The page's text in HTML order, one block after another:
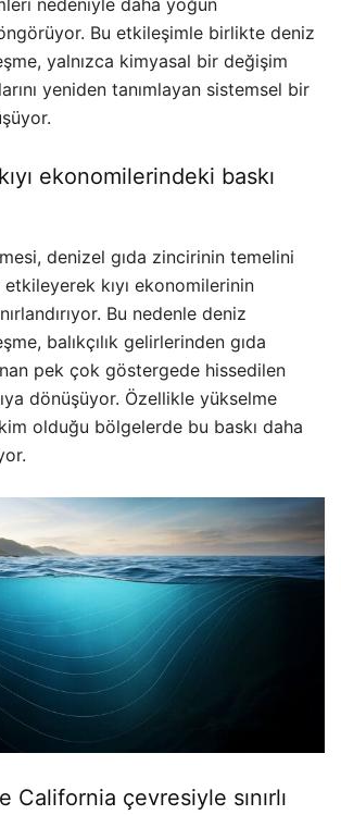
nedeniyle daha yoğun
Bu etkileşimle birlikte deniz
yalnızca kimyasal bir değişim
yeniden tanımlayan sistemsel bir
ekonomilerindeki baskı
denizel gıda zincirinin temelini
kıyı ekonomilerinin
Bu nedenle deniz
balıkçılık gelirlerinden gıda
pek çok göstergede hissedilen
dönüşüyor. Özellikle yükselme
olduğu bölgelerde bu baskı daha
California çevresiyle sınırlı